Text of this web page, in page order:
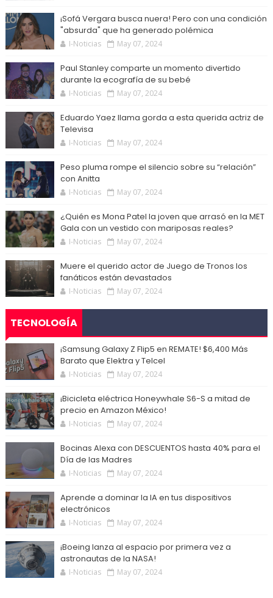
¡Sofá Vergara busca nuera! Pero con una condición
"absurda" que ha generado polémica
I-Noticias May 07, 2024
Paul Stanley comparte un momento divertido
durante la ecografía de su bebé
I-Noticias May 07, 2024
Eduardo Yaez llama gorda a esta querida actriz de
Televisa
I-Noticias May 07, 2024
Peso pluma rompe el silencio sobre su “relación”
con Anitta
I-Noticias May 07, 2024
¿Quién es Mona Patel la joven que arrasó en la MET
Gala con un vestido con mariposas reales?
I-Noticias May 07, 2024
Muere el querido actor de Juego de Tronos los
fanáticos están devastados
I-Noticias May 07, 2024
TECNOLOGÍA
¡Samsung Galaxy Z Flip5 en REMATE! $6,400 Más
Barato que Elektra y Telcel
I-Noticias May 07, 2024
¡Bicicleta eléctrica Honeywhale S6-S a mitad de
precio en Amazon México!
I-Noticias May 07, 2024
Bocinas Alexa con DESCUENTOS hasta 40% para el
Día de las Madres
I-Noticias May 07, 2024
Aprende a dominar la IA en tus dispositivos
electrónicos
I-Noticias May 07, 2024
¡Boeing lanza al espacio por primera vez a
astronautas de la NASA!
I-Noticias May 07, 2024